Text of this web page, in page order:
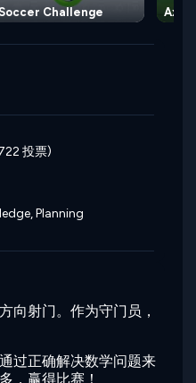
Soccer Challenge Axe
投票)
Planning
向射门。作为守门员，
过正确解决数学问题来
，赢得比赛！